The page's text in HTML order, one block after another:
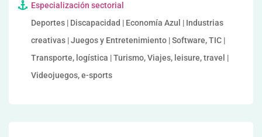
Especialización sectorial
Deportes | Discapacidad | Economía Azul | Industrias
creativas | Juegos y Entretenimiento | Software, TIC |
Transporte, logística | Turismo, Viajes, leisure, travel |
Videojuegos, e-sports